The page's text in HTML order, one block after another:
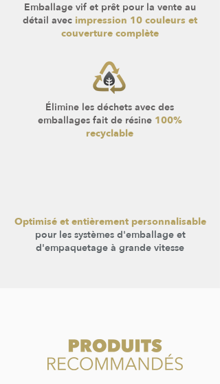
Emballage vif et prêt pour la vente au
détail avec impression 10 couleurs et
couverture complète
Élimine les déchets avec des
emballages fait de résine 100%
recyclable
Optimisé et entièrement personnalisable
pour les systèmes d'emballage et
d'empaquetage à grande vitesse